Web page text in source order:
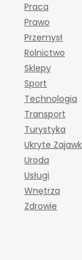
Praca
Prawo
Przemysł
Rolnictwo
Sklepy
Sport
Technologia
Transport
Turystyka
Ukryte
Uroda
Usługi
Wnętrza
Zdrowie